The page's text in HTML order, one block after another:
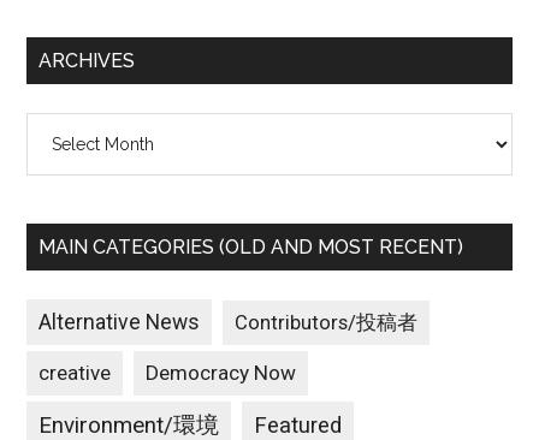
ARCHIVES
MAIN CATEGORIES (OLD AND MOST RECENT)
Alternative News Contributors/投稿者
creative Democracy Now
Environment/環境 Featured